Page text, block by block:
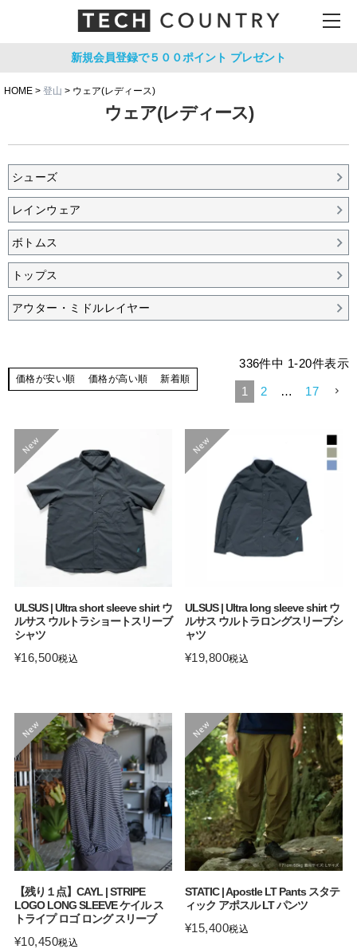
新規会員登録で５００ポイント プレゼント
HOME 登山 ウェア(レディース)
ウェア(レディース)
シューズ
レインウェア
ボトムス
トップス
アウター・ミドルレイヤー
価格が安い順 価格が高い順 新着順
336件中 1-20件表示
1 2 … 17
ULSUS | Ultra short sleeve shirt ウ
ルサス ウルトラショートスリーブ
シャツ
¥16,500税込
ULSUS | Ultra long sleeve shirt ウ
ルサス ウルトラロングスリーブシ
ャツ
¥19,800税込
【残り１点】CAYL | STRIPE
LOGO LONG SLEEVE ケイル ス
トライプ ロゴ ロング スリーブ
¥10,450税込
STATIC | Apostle LT Pants スタテ
ィック アポスル LT パンツ
¥15,400税込